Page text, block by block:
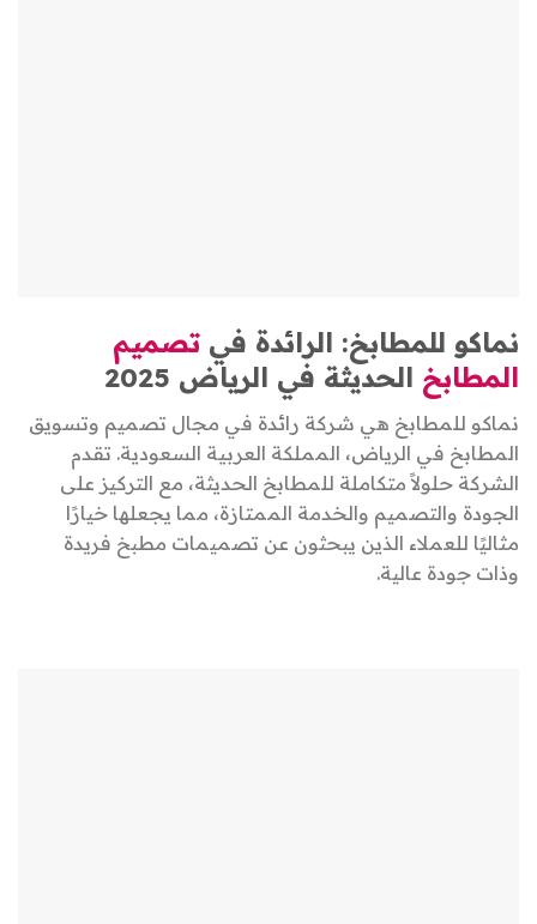
نماكو للمطابخ: الرائدة في تصميم
المطابخ الحديثة في الرياض 2025
نماكو للمطابخ هي شركة رائدة في مجال تصميم وتسويق
المطابخ في الرياض، المملكة العربية السعودية. تقدم
الشركة حلولاً متكاملة للمطابخ الحديثة، مع التركيز على
الجودة والتصميم والخدمة الممتازة، مما يجعلها خيارًا
مثاليًا للعملاء الذين يبحثون عن تصميمات مطبخ فريدة
وذات جودة عالية.